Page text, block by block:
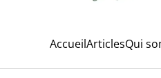
AccueilArticlesQui